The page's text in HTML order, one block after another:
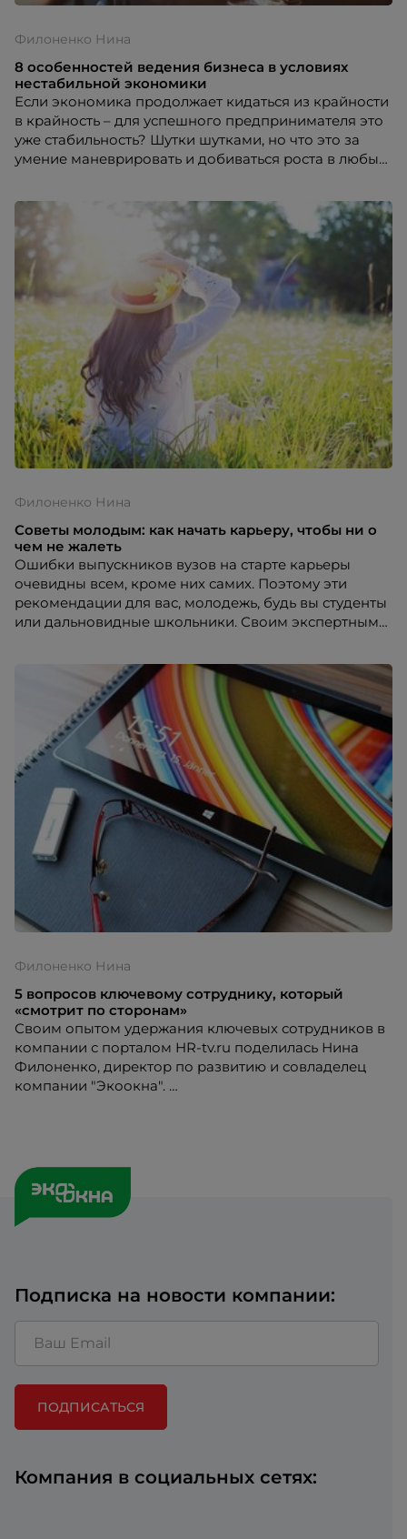
Филоненко Нина
8 особенностей ведения бизнеса в условиях
нестабильной экономики
Если экономика продолжает кидаться из крайности
в крайность – для успешного предпринимателя это
уже стабильность? Шутки шутками, но что это за
умение маневрировать и добиваться роста в любых
развитию персонала компании «Экоокна».
Филоненко Нина
Советы молодым: как начать карьеру, чтобы ни о
чем не жалеть
Ошибки выпускников вузов на старте карьеры
очевидны всем, кроме них самих. Поэтому эти
рекомендации для вас, молодежь, будь вы студенты
или дальновидные школьники. Своим экспертным
порталом HR-tv.ru поделилась Нина Филоненко,
директор по развитию персонала компании
«Экоокна».
Филоненко Нина
5 вопросов ключевому сотруднику, который
«смотрит по сторонам»
Своим опытом удержания ключевых сотрудников в
компании с порталом HR-tv.ru поделилась Нина
Филоненко, директор по развитию и совладелец
компании "Экоокна".
Подписка на новости компании:
ПОДПИСАТЬСЯ
Компания в социальных сетях: